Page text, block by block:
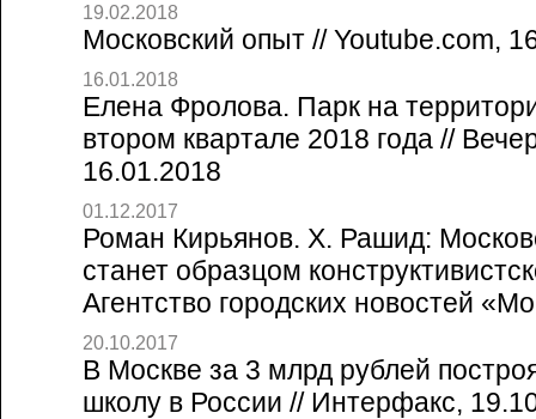
19.02.2018
Московский опыт // Youtube.com,
16.01.2018
Елена Фролова. Парк на
втором квартале 2018 года //
16.01.2018
01.12.2017
Роман Кирьянов. Х. Рашид:
станет образцом
Агентство городских новостей
20.10.2017
В Москве за 3 млрд рублей
школу в России // Интерфакс,